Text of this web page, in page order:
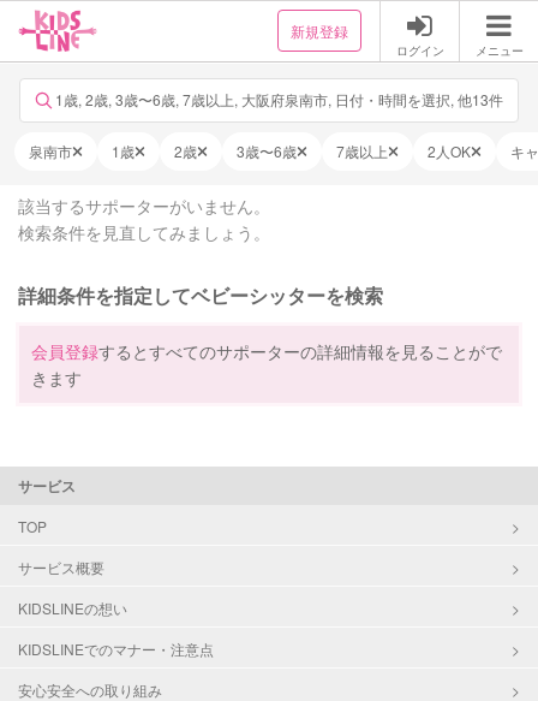
新規登録
ログイン メニュー
1歳, 2歳, 3歳〜6歳, 7歳以上, 大阪府泉南市, 日付・時間を選択, 他13件
泉南市 1歳 2歳 3歳〜6歳 7歳以上 2人OK キ
該当するサポーターがいません。
検索条件を見直してみましょう。
詳細条件を指定してベビーシッターを検索
会員登録するとすべてのサポーターの詳細情報を見ることがで
きます
サービス
TOP
サービス概要
KIDSLINEの想い
KIDSLINEでのマナー・注意点
安心安全への取り組み